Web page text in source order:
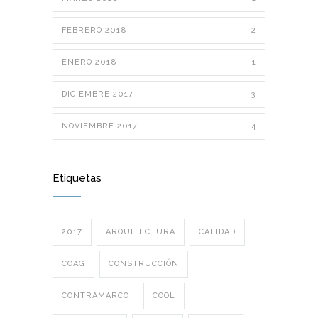
FEBRERO 2018 2
ENERO 2018 1
DICIEMBRE 2017 3
NOVIEMBRE 2017 4
Etiquetas
2017 ARQUITECTURA CALIDAD
COAG CONSTRUCCIÓN
CONTRAMARCO COOL